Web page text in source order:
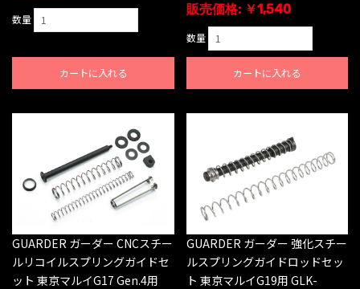
数量
カートに入れる
販売価格: ￥1,540
数量
カートに入れる
GUARDER ガーダー CNCスチー
ルリコイルスプリングガイドセ
ット 東京マルイG17 Gen.4用
GUARDER ガーダー 強化スチー
ルスプリングガイドロッドセッ
ト 東京マルイG19用 GLK-